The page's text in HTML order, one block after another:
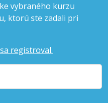
vybraného kurzu
ktorú ste zadali pri
registroval.